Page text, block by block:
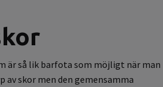
är så lik barfota som möjligt när man
skor men den gemensamma